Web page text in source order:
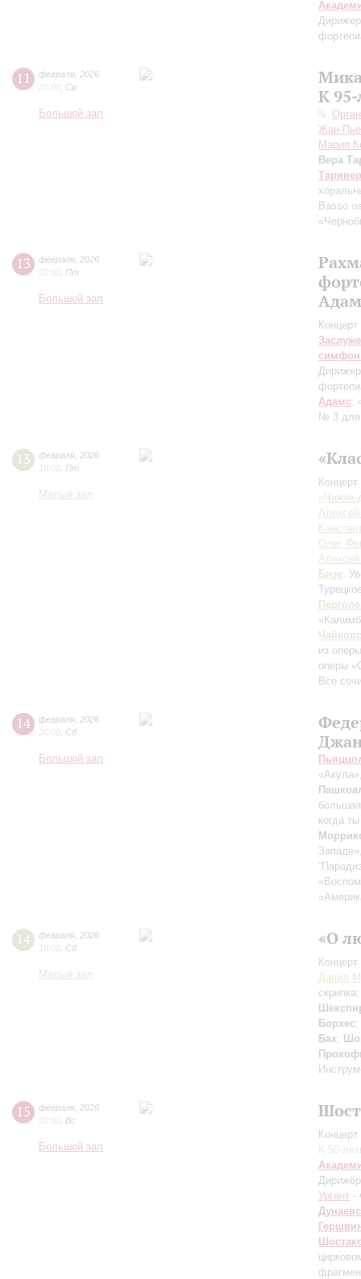
11 февраля 2026
20:00 Ср
Большой зал
К
Жан-
Мария
Вера
Basso
13 февраля 2026
20:00 Пт
Большой зал
Адамс:
№ 3 для
13 февраля 2026
19:00 Пт
Малый зал
«Чижик-
Олег
Бизе:
из
оперы
Все
14 февраля 2026
20:00 Сб
Большой зал
когда
14 февраля 2026
19:00 Сб
Малый зал
«О
Данил
Борхес;
Бах;
15 февраля 2026
20:00 Вс
Большой зал
К 50-
Ургант -